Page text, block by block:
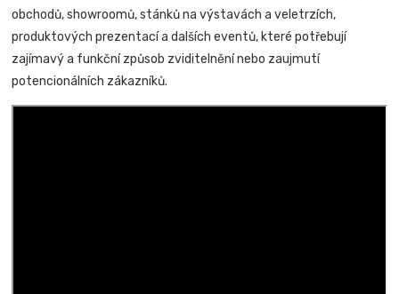
obchodů, showroomů, stánků na výstavách a veletrzích,
produktových prezentací a dalších eventů, které potřebují
zajímavý a funkční způsob zviditelnění nebo zaujmutí
potencionálních zákazníků.